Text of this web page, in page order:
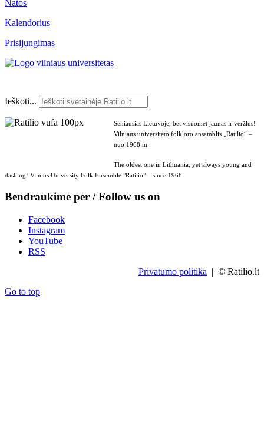
Natos
Kalendorius
Prisijungimas
Ieškoti...
Seniausias Lietuvoje, bet visuomet jaunas ir veržlus!
Vilniaus universiteto folkloro ansamblis „Ratilio“ –
nuo 1968 m.
The oldest one in Lithuania, yet always young and
dashing! Vilnius University Folk Ensemble "Ratilio" – since 1968.
Bendraukime per / Follow us on
Facebook
Instagram
YouTube
RSS
Privatumo politika | © Ratilio.lt
Go to top